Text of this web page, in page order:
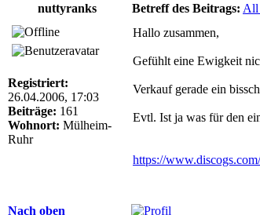
nuttyranks
Betreff des Beitrags: All
Registriert:
26.04.2006, 17:03
Beiträge: 161
Wohnort: Mülheim-
Ruhr
Hallo zusammen,
Gefühlt eine Ewigkeit
Verkauf gerade ein
Evtl. Ist ja was für den
https://
Nach oben